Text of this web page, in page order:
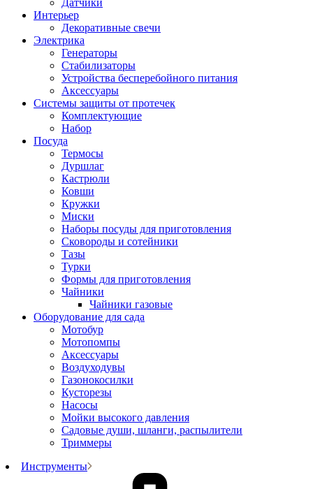
Датчики
Интерьер
Декоративные свечи
Электрика
Генераторы
Стабилизаторы
Устройства бесперебойного питания
Аксессуары
Системы защиты от протечек
Комплектующие
Набор
Посуда
Термосы
Дуршлаг
Кастрюли
Ковши
Кружки
Миски
Наборы посуды для приготовления
Сковороды и сотейники
Тазы
Турки
Формы для приготовления
Чайники
Чайники газовые
Оборудование для сада
Мотобур
Мотопомпы
Аксессуары
Воздуходувы
Газонокосилки
Кусторезы
Насосы
Мойки высокого давления
Садовые души, шланги, распылители
Триммеры
Инструменты